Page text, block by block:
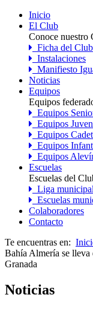
Inicio
El Club
Conoce nuestro
Ficha del Club
Instalaciones
Manifiesto
Noticias
Equipos
Equipos
Equipos
Equipos
Equipos
Equipos
Equipos
Escuelas
Escuelas del
Liga municipal
Escuelas
Colaboradores
Contacto
Te encuentras en:
Bahía Almería se lleva
Granada
Noticias